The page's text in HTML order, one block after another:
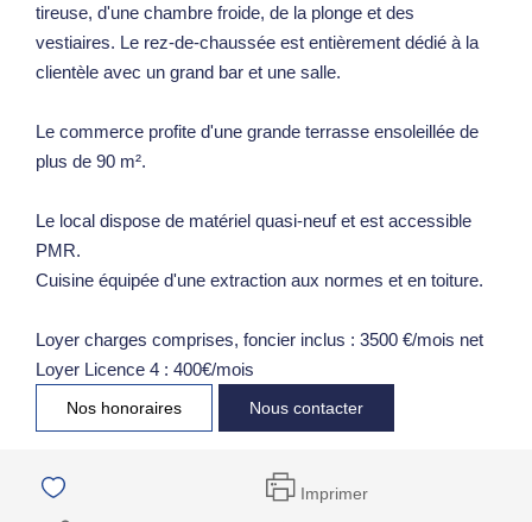
tireuse, d'une chambre froide, de la plonge et des
vestiaires. Le rez-de-chaussée est entièrement dédié à la
clientèle avec un grand bar et une salle.
Le commerce profite d'une grande terrasse ensoleillée de
plus de 90 m².
Le local dispose de matériel quasi-neuf et est accessible
PMR.
Cuisine équipée d'une extraction aux normes et en toiture.
Loyer charges comprises, foncier inclus : 3500 €/mois net
Loyer Licence 4 : 400€/mois
Nos honoraires Nous contacter
Imprimer